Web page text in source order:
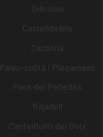
Olèrdola
Castelldefels
Cardona
Palau-solità i Plegamans
Pacs del Penedès
Rajadell
Castellfullit del Boix